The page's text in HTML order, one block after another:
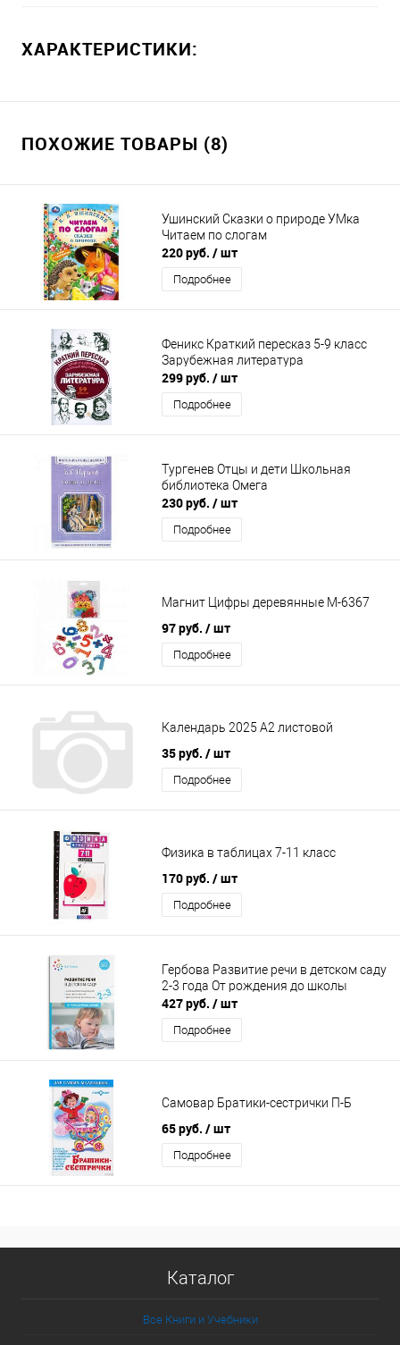
ХАРАКТЕРИСТИКИ:
ПОХОЖИЕ ТОВАРЫ (8)
Ушинский Сказки о природе УМка
Читаем по слогам
220 руб. / шт
Подробнее
Феникс Краткий пересказ 5-9 класс
Зарубежная литература
299 руб. / шт
Подробнее
Тургенев Отцы и дети Школьная
библиотека Омега
230 руб. / шт
Подробнее
Магнит Цифры деревянные М-6367
97 руб. / шт
Подробнее
Календарь 2025 А2 листовой
35 руб. / шт
Подробнее
Физика в таблицах 7-11 класс
170 руб. / шт
Подробнее
Гербова Развитие речи в детском саду
2-3 года От рождения до школы
427 руб. / шт
Подробнее
Самовар Братики-сестрички П-Б
65 руб. / шт
Подробнее
Каталог
Все Книги и Учебники